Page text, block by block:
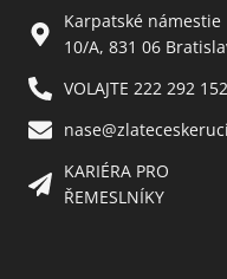
Karpatské námestie
10/A, 831 06
VOLAJTE 222 292 152
KARIÉRA PRO
ŘEMESLNÍKY